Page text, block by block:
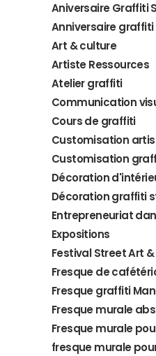
Aniversaire Graffiti
Anniversaire graffiti
Art & culture
Artiste Ressources
Atelier graffiti
Communication
Cours de graffiti
Customisation
Customisation
Décoration
Décoration graffiti
Entrepreneuriat
Expositions
Festival Street Art
Fresque de
Fresque graffiti
Fresque murale
Fresque murale
fresque murale